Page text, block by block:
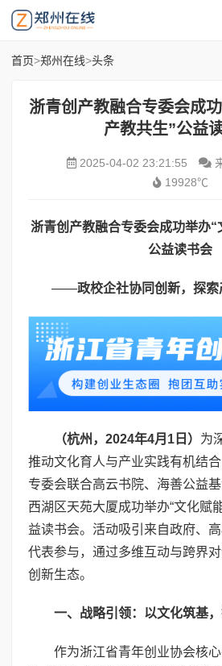
首页>郑州在线>头条
浙青创产教融合专委会成
产教共生”公益
2025-04-02 23:21:55
19928℃
浙青创产教融合专委会成功举办“
公益读书会
——政校企社协同创新，探
（杭州， 2024年4月 1 日） 为
推动文化育人与产业实践有机结
专委会联合高云书院、海善公益
西湖区天苑大厦成功举办“文化赋
益读书会。活动吸引来自政府、
代表参与，通过多维互动与跨界
创新生态。
一、战略引领：以文化筑基
作为浙江省青年创业协会核